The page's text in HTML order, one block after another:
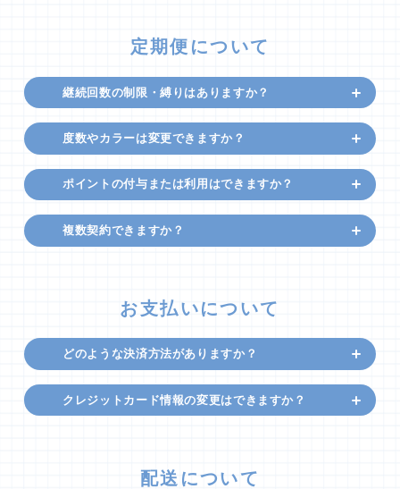
定期便について
継続回数の制限・縛りはありますか？
度数やカラーは変更できますか？
ポイントの付与または利用はできますか？
複数契約できますか？
お支払いについて
どのような決済方法がありますか？
クレジットカード情報の変更はできますか？
配送について